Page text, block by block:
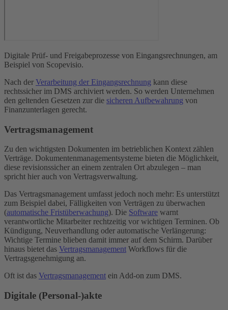
Digitale Prüf- und Freigabeprozesse von Eingangsrechnungen, am
Beispiel von Scopevisio.
Nach der Verarbeitung der Eingangsrechnung kann diese
rechtssicher im DMS archiviert werden. So werden Unternehmen
den geltenden Gesetzen zur die sicheren Aufbewahrung von
Finanzunterlagen gerecht.
Vertragsmanagement
Zu den wichtigsten Dokumenten im betrieblichen Kontext zählen
Verträge. Dokumentenmanagementsysteme bieten die Möglichkeit,
diese revisionssicher an einem zentralen Ort abzulegen – man
spricht hier auch von Vertragsverwaltung.
Das Vertragsmanagement umfasst jedoch noch mehr: Es unterstützt
zum Beispiel dabei, Fälligkeiten von Verträgen zu überwachen
(automatische Fristüberwachung). Die Software warnt
verantwortliche Mitarbeiter rechtzeitig vor wichtigen Terminen. Ob
Kündigung, Neuverhandlung oder automatische Verlängerung:
Wichtige Termine blieben damit immer auf dem Schirm. Darüber
hinaus bietet das Vertragsmanagement Workflows für die
Vertragsgenehmigung an.
Oft ist das Vertragsmanagement ein Add-on zum DMS.
Digitale (Personal-)akte